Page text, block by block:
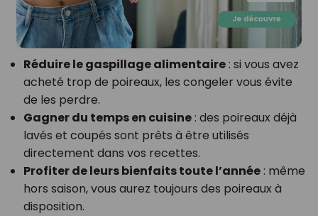
Réduire le gaspillage alimentaire: si vous avez
acheté trop de poireaux, les congeler vous évite
de les perdre.
Gagner du temps en cuisine: des poireaux déjà
lavés et coupés sont prêts à être utilisés
directement dans vos recettes.
Profiter de leurs bienfaits toute l’année: même
hors saison, vous aurez toujours des poireaux à
disposition.